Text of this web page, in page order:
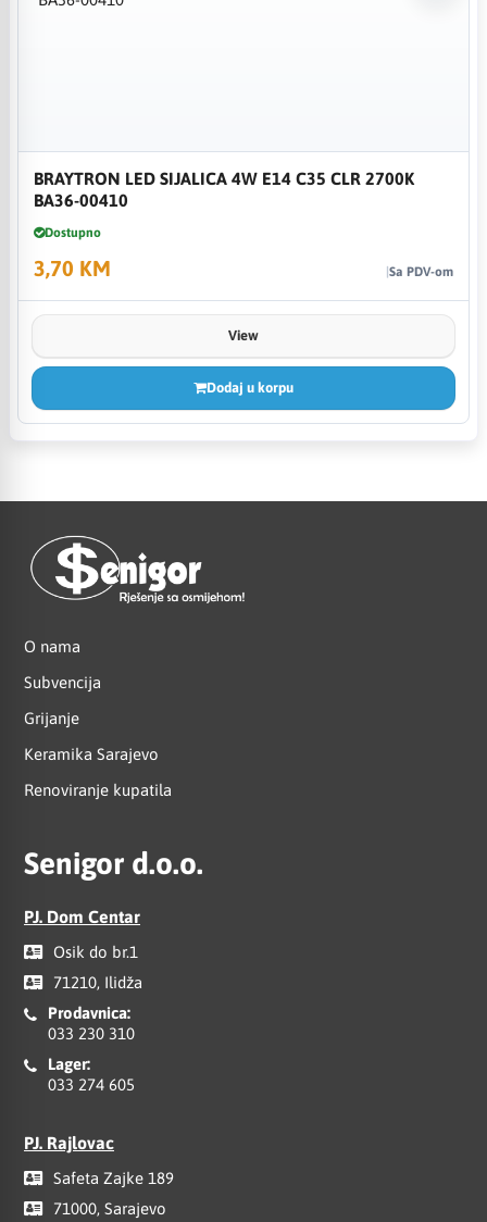
BRAYTRON LED SIJALICA 4W E14 C35 CLR 2700K
BA36-00410
Dostupno
3,70 KM Sa PDV-om
View
Dodaj u korpu
O nama
Subvencija
Grijanje
Keramika Sarajevo
Renoviranje kupatila
Senigor d.o.o.
PJ. Dom Centar
Osik do br.1
71210, Ilidža
Prodavnica:
033 230 310
Lager:
033 274 605
PJ. Rajlovac
Safeta Zajke 189
71000, Sarajevo